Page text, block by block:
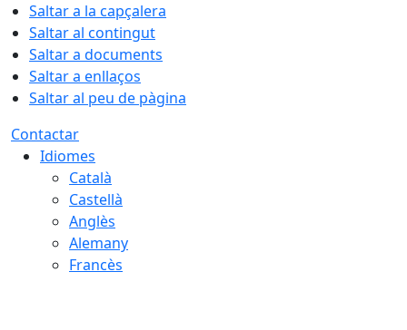
Saltar a la capçalera
Saltar al contingut
Saltar a documents
Saltar a enllaços
Saltar al peu de pàgina
Contactar
Idiomes
Català
Castellà
Anglès
Alemany
Francès